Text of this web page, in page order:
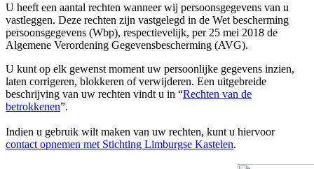
U heeft een aantal rechten wanneer wij persoonsgegevens van u
vastleggen. Deze rechten zijn vastgelegd in de Wet bescherming
persoonsgegevens (Wbp), respectievelijk, per 25 mei 2018 de
Algemene Verordening Gegevensbescherming (AVG).
U kunt op elk gewenst moment uw persoonlijke gegevens inzien,
laten corrigeren, blokkeren of verwijderen. Een uitgebreide
beschrijving van uw rechten vindt u in “Rechten van de
betrokkenen”.
Indien u gebruik wilt maken van uw rechten, kunt u hiervoor
contact opnemen met Stichting Limburgse Kastelen.